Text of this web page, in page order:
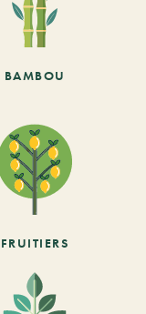
BAMBOU
FRUITIERS